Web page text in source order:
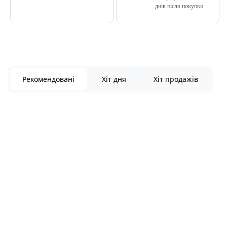
днів після покупки
Рекомендовані Хіт дня Хіт продажів